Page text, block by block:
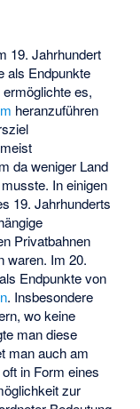
19. Jahrhundert
als Endpunkte
es,
heranzuführen
da weniger Land
In einigen
19. Jahrhunderts
Privatbahnen
waren. Im 20.
Endpunkte von
. Insbesondere
wo keine
man diese
man auch am
in Form eines
zur